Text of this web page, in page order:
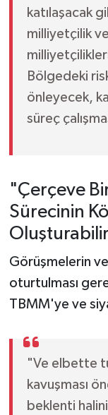
katılaşacak
milliyetçilik
Bölgedeki
önleyecek,
süreç
"Çerçeve
Sürecinin
Görüşmelerin ve
oturtulması
TBMM'ye ve
"Ve elbette
kavuşması
beklenti